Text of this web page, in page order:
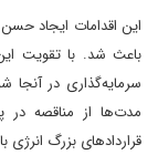
این اقدامات ایجاد
باعث شد. با تقویت
قراردادهای بزرگ انرژی